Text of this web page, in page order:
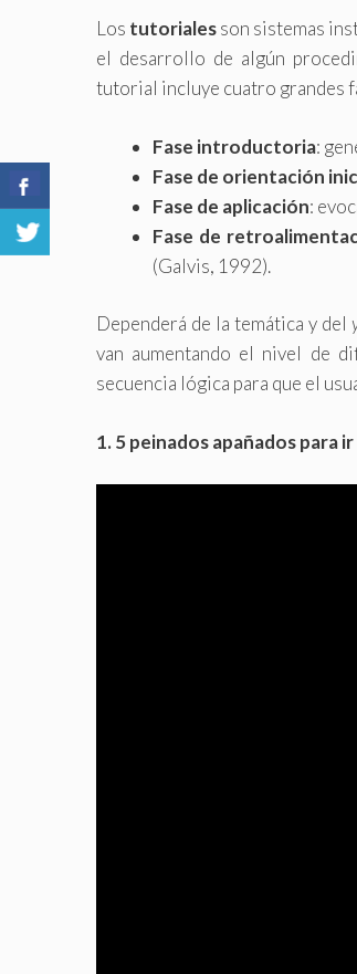
Los tutorialesson sistemas
el desarrollo de algún
tutorial incluye cuatro grandes
Fase introductoria:
Fase de orientación
Fase de aplicación:
Fase de
(Galvis, 1992).
Dependerá de la temática y del
van aumentando el nivel de
secuencia lógica para que el
1. 5 peinados apañados para